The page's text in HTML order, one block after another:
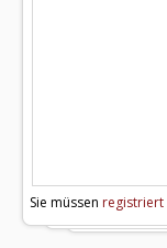
Sie müssen registriert